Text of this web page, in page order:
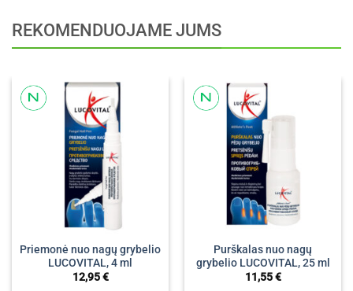
REKOMENDUOJAME JUMS
Priemonė nuo nagų grybelio
LUCOVITAL, 4 ml
12,95€
Purškalas nuo nagų
grybelio LUCOVITAL, 25 ml
11,55€